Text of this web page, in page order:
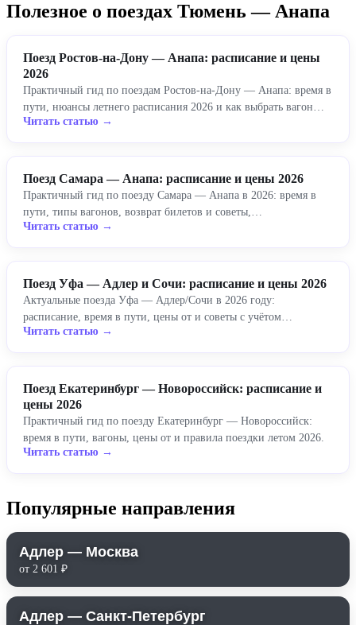
Полезное о поездах Тюмень — Анапа
Поезд Ростов-на-Дону — Анапа: расписание и цены
2026
Практичный гид по поездам Ростов-на-Дону — Анапа: время в
пути, нюансы летнего расписания 2026 и как выбрать вагон…
Читать статью →
Поезд Самара — Анапа: расписание и цены 2026
Практичный гид по поезду Самара — Анапа в 2026: время в
пути, типы вагонов, возврат билетов и советы,…
Читать статью →
Поезд Уфа — Адлер и Сочи: расписание и цены 2026
Актуальные поезда Уфа — Адлер/Сочи в 2026 году:
расписание, время в пути, цены от и советы с учётом…
Читать статью →
Поезд Екатеринбург — Новороссийск: расписание и
цены 2026
Практичный гид по поезду Екатеринбург — Новороссийск:
время в пути, вагоны, цены от и правила поездки летом 2026.
Читать статью →
Популярные направления
Адлер — Москва
от 2 601 ₽
Адлер — Санкт-Петербург